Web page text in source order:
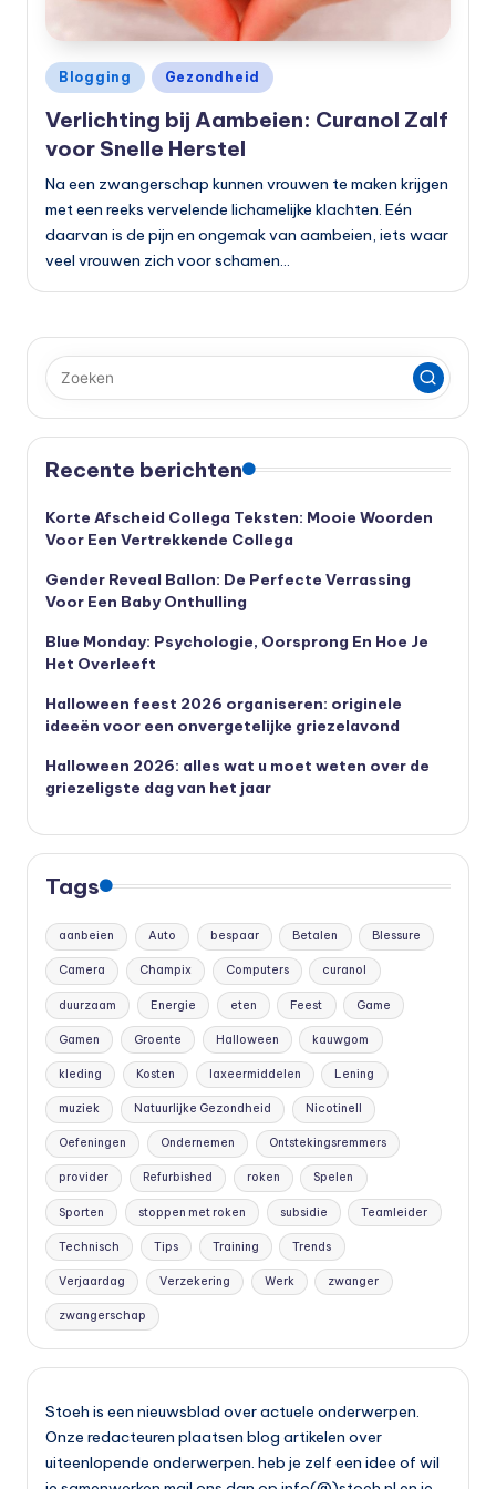
Geplaatst
Blogging Gezondheid
Verlichting bij Aambeien: Curanol Zalf
voor Snelle Herstel
Na een zwangerschap kunnen vrouwen te maken krijgen
met een reeks vervelende lichamelijke klachten. Eén
daarvan is de pijn en ongemak van aambeien, iets waar
veel vrouwen zich voor schamen…
Recente berichten
Korte Afscheid Collega Teksten: Mooie Woorden
Voor Een Vertrekkende Collega
Gender Reveal Ballon: De Perfecte Verrassing
Voor Een Baby Onthulling
Blue Monday: Psychologie, Oorsprong En Hoe Je
Het Overleeft
Halloween feest 2026 organiseren: originele
ideeën voor een onvergetelijke griezelavond
Halloween 2026: alles wat u moet weten over de
griezeligste dag van het jaar
Tags
aanbeien Auto bespaar Betalen Blessure
Camera Champix Computers curanol
duurzaam Energie eten Feest Game
Gamen Groente Halloween kauwgom
kleding Kosten laxeermiddelen Lening
muziek Natuurlijke Gezondheid Nicotinell
Oefeningen Ondernemen Ontstekingsremmers
provider Refurbished roken Spelen
Sporten stoppen met roken subsidie Teamleider
Technisch Tips Training Trends
Verjaardag Verzekering Werk zwanger
zwangerschap
Stoeh is een nieuwsblad over actuele onderwerpen.
Onze redacteuren plaatsen blog artikelen over
uiteenlopende onderwerpen. heb je zelf een idee of wil